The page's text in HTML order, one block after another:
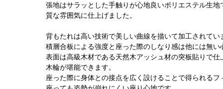
張地はサラッとした手触りが心地良いポリエステル生
質な雰囲気に仕上げました。
背もたれは高い技術で美しい曲線を描いて加工されてい
積層合板による強度と座った際のしなり感は他には無い
表面は高級木材である天然木アッシュ材の突板貼りで
木輪が堪能できます。
座った際に身体との接点を広く設けることで得られる